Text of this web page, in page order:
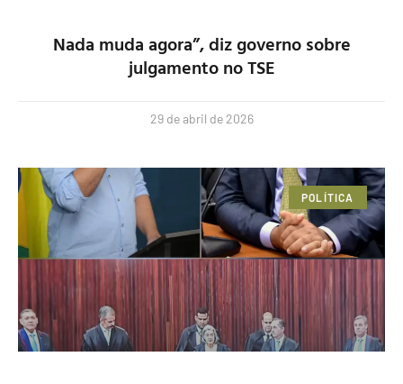
Nada muda agora”, diz governo sobre
julgamento no TSE
29 de abril de 2026
POLÍTICA